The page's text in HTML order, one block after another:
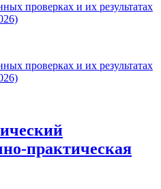
проверках и их результатах
проверках и их результатах
практическая